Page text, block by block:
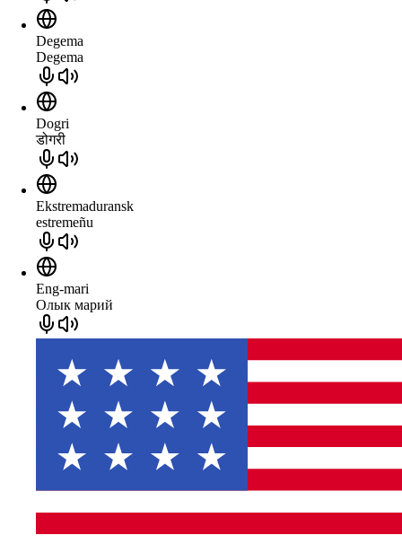
Degema
Degema
Dogri
डोगरी
Ekstremaduransk
estremeñu
Eng-mari
Олык марий